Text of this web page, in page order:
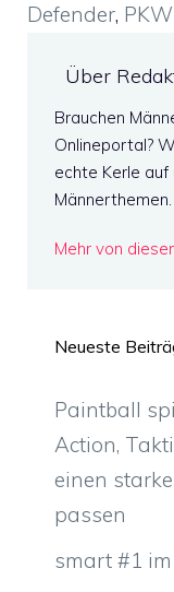
Defender, PKW
Über
Brauchen
Onlineportal?
echte Kerle
Männerthemen.
Mehr von
Neueste
Paintball
Action,
einen
passen
smart #1